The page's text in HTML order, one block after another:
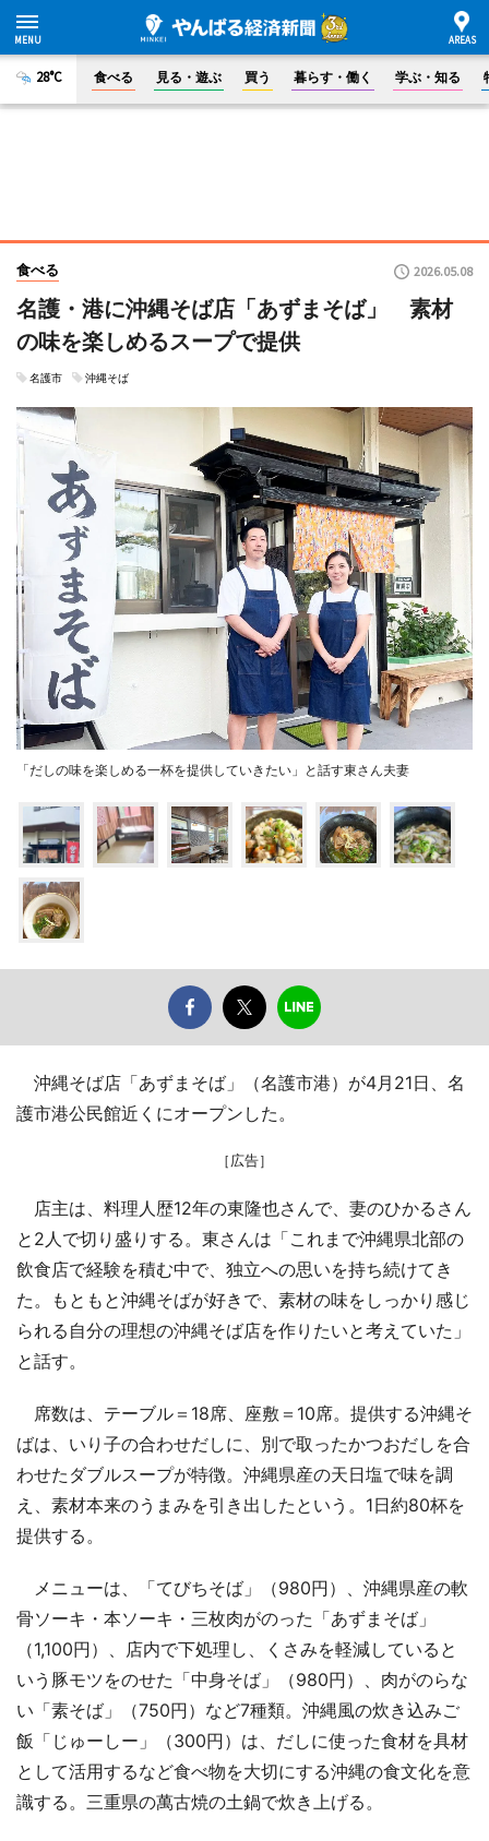
28°C 食べる 見る・遊ぶ 買う 暮らす・働く 学ぶ・知る
食べる 2026.05.08
名護・港に沖縄そば店「あずまそば」 素材
の味を楽しめるスープで提供
名護市 沖縄そば
「だしの味を楽しめる一杯を提供していきたい」と話す東さん夫妻
沖縄そば店「あずまそば」（名護市港）が4月21日、名
護市港公民館近くにオープンした。
［広告］
店主は、料理人歴12年の東隆也さんで、妻のひかるさん
と2人で切り盛りする。東さんは「これまで沖縄県北部の
飲食店で経験を積む中で、独立への思いを持ち続けてき
た。もともと沖縄そばが好きで、素材の味をしっかり感じ
られる自分の理想の沖縄そば店を作りたいと考えていた」
と話す。
席数は、テーブル＝18席、座敷＝10席。提供する沖縄そ
ばは、いり子の合わせだしに、別で取ったかつおだしを合
わせたダブルスープが特徴。沖縄県産の天日塩で味を調
え、素材本来のうまみを引き出したという。1日約80杯を
提供する。
メニューは、「てびちそば」（980円）、沖縄県産の軟
骨ソーキ・本ソーキ・三枚肉がのった「あずまそば」
（1,100円）、店内で下処理し、くさみを軽減していると
いう豚モツをのせた「中身そば」（980円）、肉がのらな
い「素そば」（750円）など7種類。沖縄風の炊き込みご
飯「じゅーしー」（300円）は、だしに使った食材を具材
として活用するなど食べ物を大切にする沖縄の食文化を意
識する。三重県の萬古焼の土鍋で炊き上げる。